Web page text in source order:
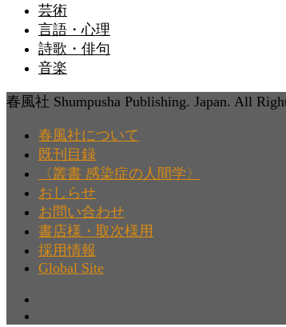
芸術
言語・心理
詩歌・俳句
音楽
春風社 Shumpusha Publishing. Japan. All
春風社について
既刊目録
〈叢書 感染症の人間学〉
おしらせ
お問い合わせ
書店様・取次様用
採用情報
Global Site